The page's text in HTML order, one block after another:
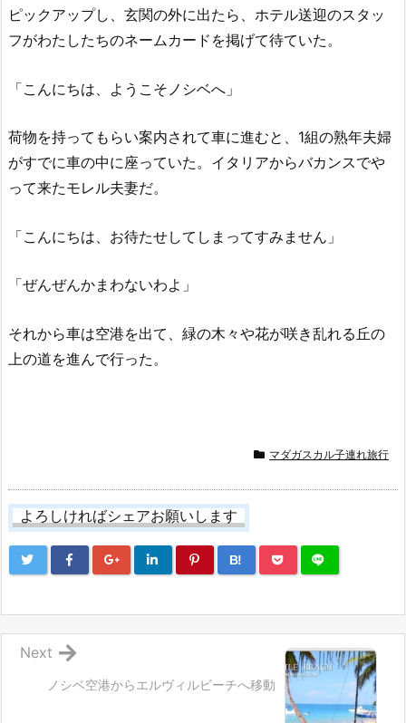
ピックアップし、玄関の外に出たら、ホテル送迎のスタッ
フがわたしたちのネームカードを掲げて待ていた。
「こんにちは、ようこそノシベへ」
荷物を持ってもらい案内されて車に進むと、1組の熟年夫婦
がすでに車の中に座っていた。イタリアからバカンスでや
って来たモレル夫妻だ。
「こんにちは、お待たせしてしまってすみません」
「ぜんぜんかまわないわよ」
それから車は空港を出て、緑の木々や花が咲き乱れる丘の
上の道を進んで行った。
マダガスカル子連れ旅行
よろしければシェアお願いします
B!
ノシベ空港からエルヴィルビーチへ移動
Next